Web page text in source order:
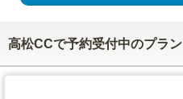
高松CCで予約受付中のプラン